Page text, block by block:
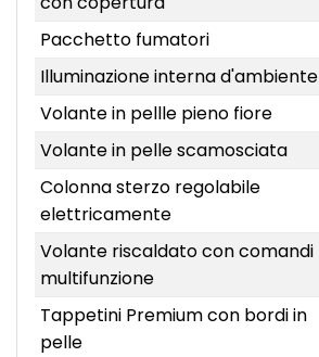
Pacchetto fumatori
Illuminazione interna d'ambiente
Volante in pellle pieno fiore
Volante in pelle scamosciata
Colonna sterzo regolabile
elettricamente
Volante riscaldato con comandi
multifunzione
Tappetini Premium con bordi in
pelle